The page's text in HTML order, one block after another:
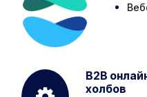
B2B
холбов